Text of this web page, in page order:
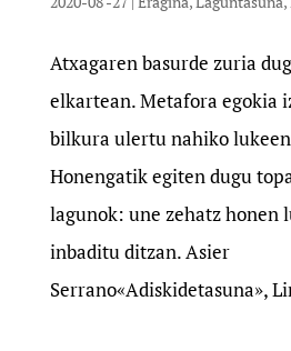
Atxagaren basurde zuria
elkartean. Metafora egokia
bilkura ulertu nahiko
Honengatik egiten dugu
lagunok: une zehatz honen
inbaditu ditzan. Asier
Serrano«Adiskidetasuna»,